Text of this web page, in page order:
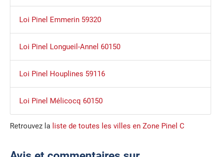
Loi Pinel Emmerin 59320
Loi Pinel Longueil-Annel 60150
Loi Pinel Houplines 59116
Loi Pinel Mélicocq 60150
Retrouvez la liste de toutes les villes en Zone Pinel C